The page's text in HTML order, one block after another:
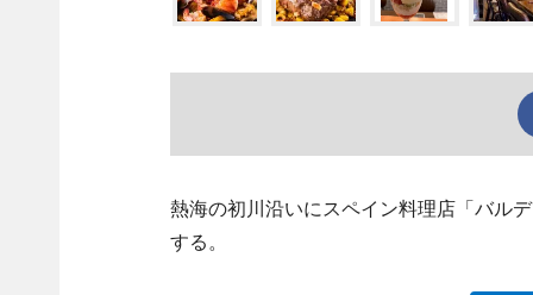
熱海の初川沿いにスペイン料理店「バル
する。